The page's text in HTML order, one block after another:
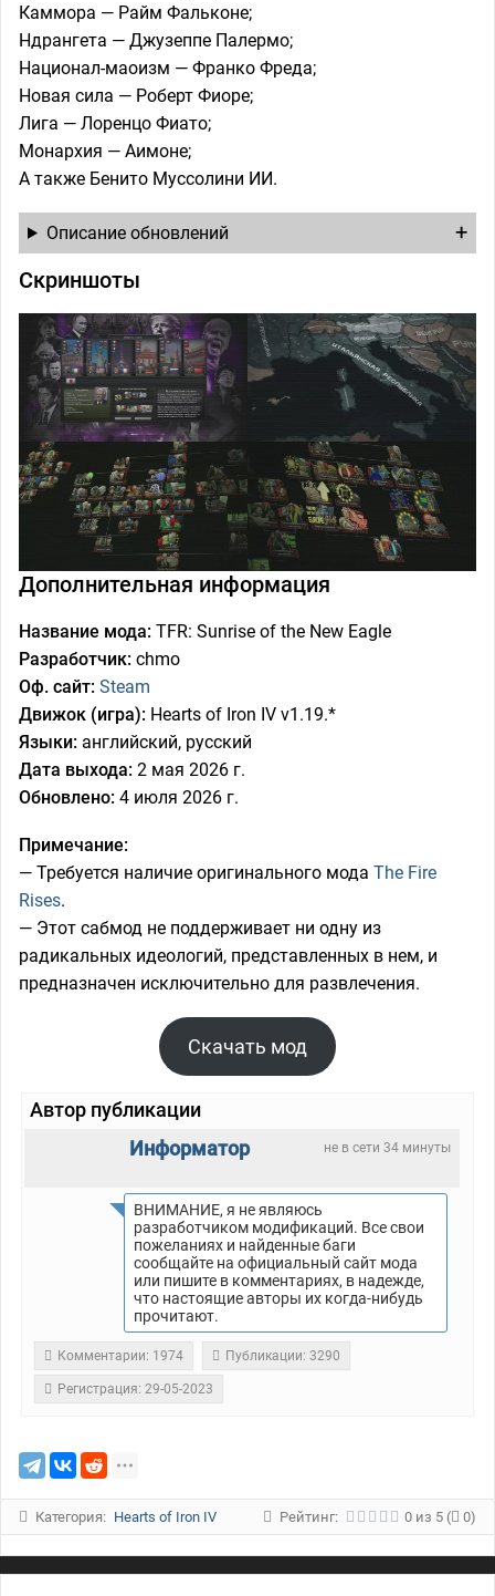
Каммора — Райм Фальконе;
Ндрангета — Джузеппе Палермо;
Национал-маоизм — Франко Фреда;
Новая сила — Роберт Фиоре;
Лига — Лоренцо Фиато;
Монархия — Аимоне;
А также Бенито Муссолини ИИ.
Описание обновлений
Скриншоты
Дополнительная информация
Название мода: TFR: Sunrise of the New Eagle
Разработчик: chmo
Оф. сайт: Steam
Движок (игра): Hearts of Iron IV v1.19.*
Языки: английский, русский
Дата выхода: 2 мая 2026 г.
Обновлено: 4 июля 2026 г.
Примечание:
— Требуется наличие оригинального мода The Fire
Rises.
— Этот сабмод не поддерживает ни одну из
радикальных идеологий, представленных в нем, и
предназначен исключительно для развлечения.
Скачать мод
Автор публикации
не в сети 34 минуты
Информатор
ВНИМАНИЕ, я не являюсь
разработчиком модификаций. Все свои
пожеланиях и найденные баги
сообщайте на официальный сайт мода
или пишите в комментариях, в надежде,
что настоящие авторы их когда-нибудь
прочитают.
Комментарии: 1974 Публикации: 3290
Регистрация: 29-05-2023
Категория: Hearts of Iron IV Рейтинг: 0 из 5 ( 0)